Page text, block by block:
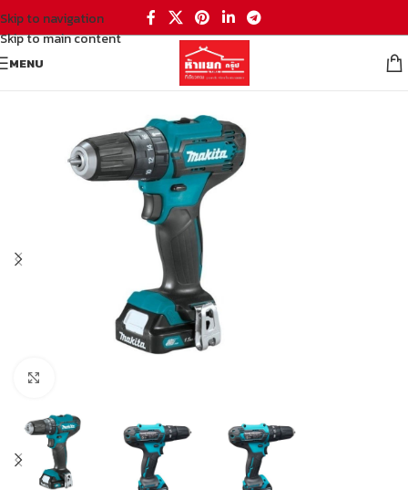
Skip to navigation
Skip to main content
MENU
เครื่องมือช่าง